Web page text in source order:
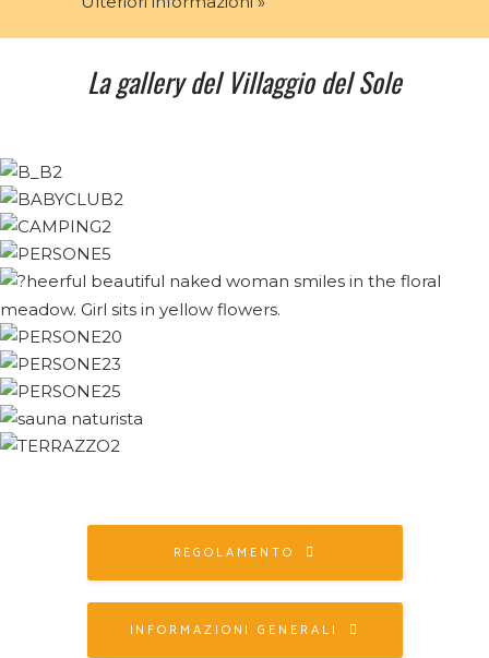
La gallery del Villaggio del Sole
REGOLAMENTO
INFORMAZIONI GENERALI